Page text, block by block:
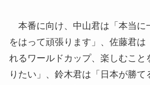
本番に向け、中山君は「本当に
をはって頑張ります」、佐藤君は
れるワールドカップ、楽しむこと
りたい」、鈴木君は「日本が勝て